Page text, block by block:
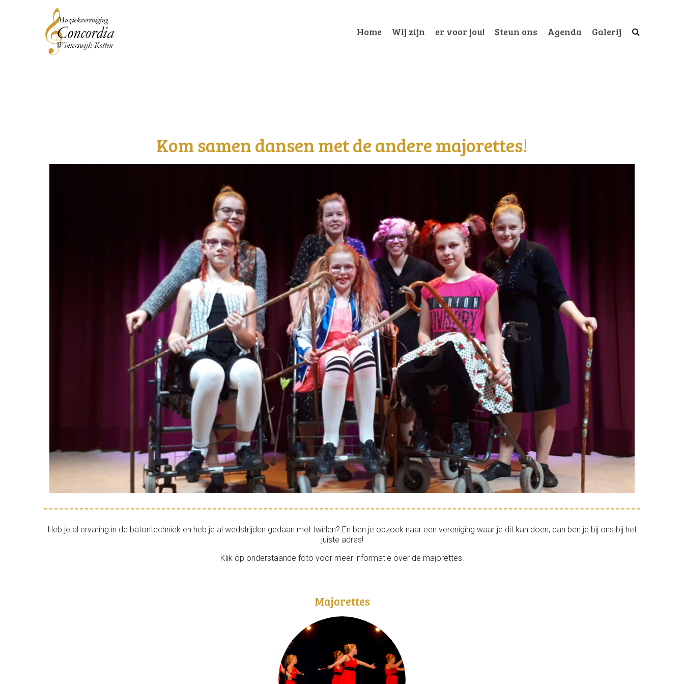
Home Wij zijn er voor jou! Steun ons Agenda Galerij
Kom samen dansen met de andere majorettes!
Heb je al ervaring in de batontechniek en heb je al wedstrijden gedaan met twirlen? En ben je opzoek naar een vereniging waar je dit kan doen, dan ben je bij ons bij het
juiste adres!
Klik op onderstaande foto voor meer informatie over de majorettes.
Majorettes